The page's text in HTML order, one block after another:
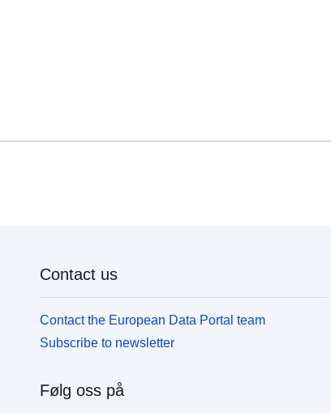
Contact us
Contact the European Data Portal team
Subscribe to newsletter
Følg oss på